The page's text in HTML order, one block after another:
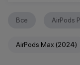
Все AirPods
AirPods Max (2024)